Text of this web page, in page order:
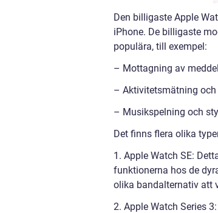
Den billigaste Apple
iPhone. De billigaste
populära, till exempel:
– Mottagning av
– Aktivitetsmätning
– Musikspelning och
Det finns flera olika
1. Apple Watch SE:
funktionerna hos de
olika bandalternativ att
2. Apple Watch Series